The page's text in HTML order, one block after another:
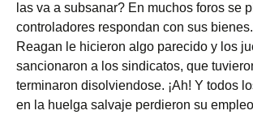
las va a subsanar? En muchos foros se
controladores respondan con sus
Reagan le hicieron algo parecido y los
sancionaron a los sindicatos, que
terminaron disolviendose. ¡Ah! Y todos
en la huelga salvaje perdieron su